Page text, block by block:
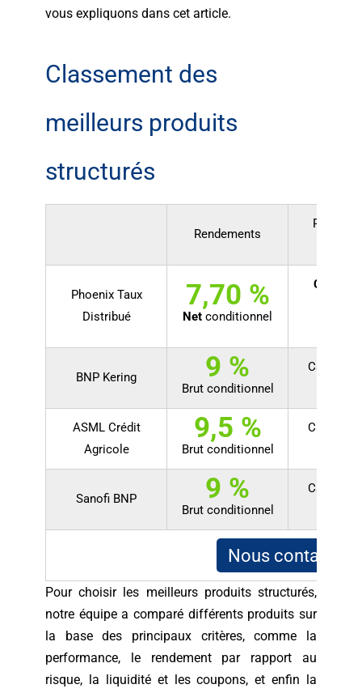
vous expliquons dans cet article.
Classement des
meilleurs produits
structurés
Rendements
Phoenix Taux
Distribué
7,70 %
Net conditionnel
Capital
BNP Kering 9 %
Brut conditionnel
Capital
ASML Crédit
Agricole
9,5 %
Brut conditionnel
Capital
Sanofi BNP 9 %
Brut conditionnel
Capital
Nous contacter
Pour choisir les meilleurs produits structurés,
notre équipe a comparé différents produits sur
la base des principaux critères, comme la
performance, le rendement par rapport au
risque, la liquidité et les coupons, et enfin la